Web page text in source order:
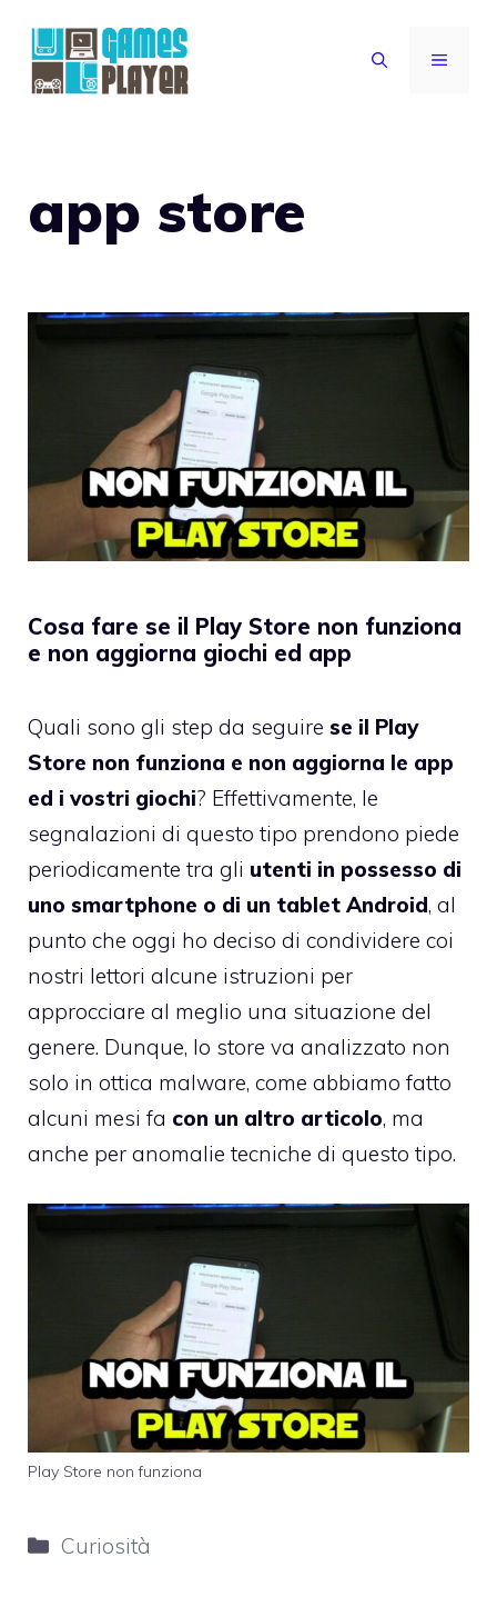
contenuto
MENU
app store
Cosa fare se il Play Store non funziona
e non aggiorna giochi ed app
Quali sono gli step da seguire se il Play
Store non funziona e non aggiorna le app
ed i vostri giochi? Effettivamente, le
segnalazioni di questo tipo prendono piede
periodicamente tra gli utenti in possesso di
uno smartphone o di un tablet Android, al
punto che oggi ho deciso di condividere coi
nostri lettori alcune istruzioni per
approcciare al meglio una situazione del
genere. Dunque, lo store va analizzato non
solo in ottica malware, come abbiamo fatto
alcuni mesi fa con un altro articolo, ma
anche per anomalie tecniche di questo tipo.
Play Store non funziona
Categorie
Curiosità